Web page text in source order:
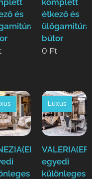
és
étkező és
ülőgarnitúra
bútor
0 Ft
egyedi
különleges
Luxus